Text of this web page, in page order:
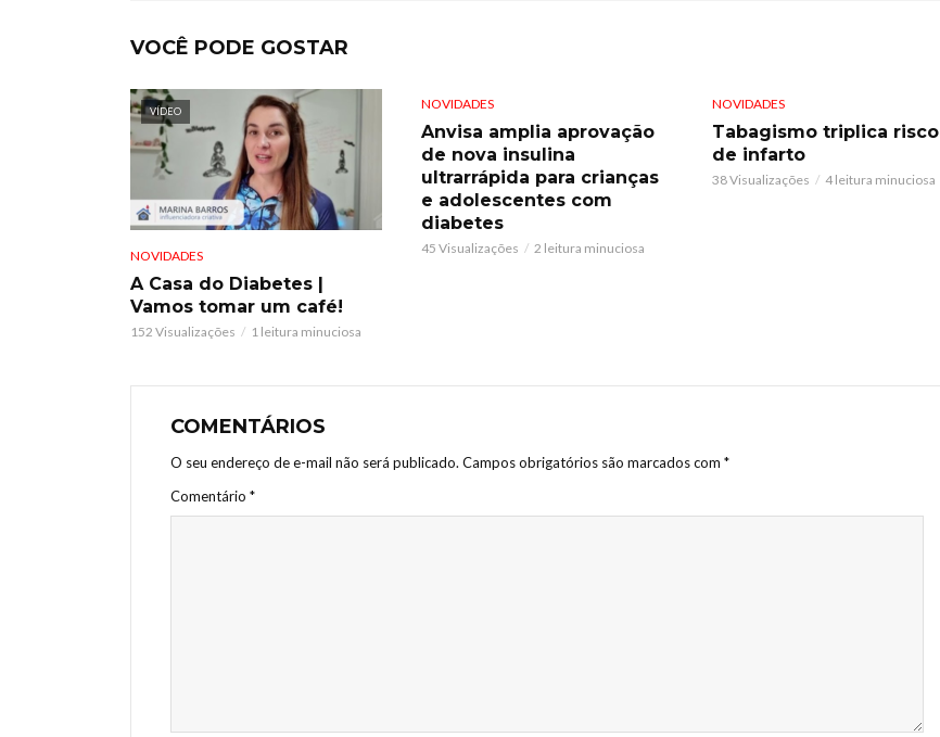
VOCÊ PODE GOSTAR
VÍDEO
NOVIDADES
A Casa do Diabetes |
Vamos tomar um café!
152 Visualizações 1 leitura minuciosa
NOVIDADES
Anvisa amplia aprovação
de nova insulina
ultrarrápida para crianças
e adolescentes com
diabetes
45 Visualizações 2 leitura minuciosa
NOVIDADES
Tabagismo triplica risco
de infarto
38 Visualizações 4 leitura minuciosa
COMENTÁRIOS
O seu endereço de e-mail não será publicado. Campos obrigatórios são marcados com *
Comentário *